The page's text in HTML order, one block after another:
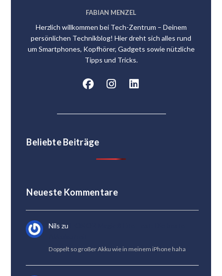
FABIAN MENZEL
Herzlich willkommen bei Tech-Zentrum – Deinem
persönlichen Technikblog! Hier dreht sich alles rund
um Smartphones, Kopfhörer, Gadgets sowie nützliche
Tipps und Tricks.
Beliebte Beiträge
Neueste Kommentare
Nils zu
Doppelt so großer Akku wie in meinem iPhone haha